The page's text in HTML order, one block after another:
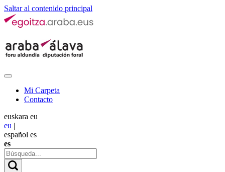
Saltar al contenido principal
Mi Carpeta
Contacto
euskara eu
eu |
español es
es